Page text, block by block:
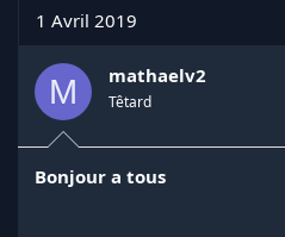
a
e
u
d
e
d
é
t
1 Avril 2019
M mathaelv2
Têtard
Bonjour a tous